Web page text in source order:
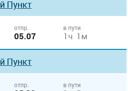
Пункт
отпр.
05.07
в пути
1ч 1м
Пункт
отпр. в пути